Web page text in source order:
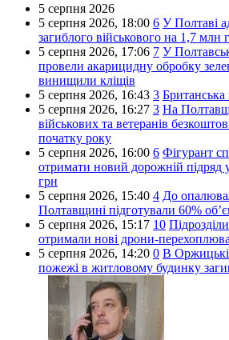
5 серпня 2026
5 серпня 2026, 18:00 6 У Полтаві
загиблого військового на 1,7 млн
5 серпня 2026, 17:06 7 У
провели акарицидну обробку
винищили кліщів
5 серпня 2026, 16:43 3 Британська
5 серпня 2026, 16:27 3 На
військових та ветеранів
початку року
5 серпня 2026, 16:00 6 Фігурант
отримати новий дорожній підряд
грн
5 серпня 2026, 15:40 4 До
Полтавщині підготували 60%
5 серпня 2026, 15:17 10
отримали нові дрони-
5 серпня 2026, 14:20 0 В
пожежі в житловому будинку